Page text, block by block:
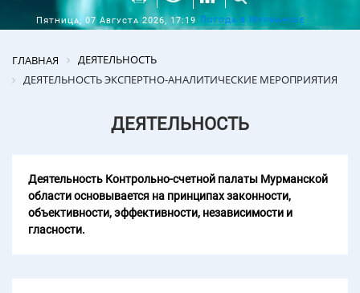
Пятница, 07 Августа 2026, 17:19 Погода в Мурманске
ГЛАВНАЯ
ДЕЯТЕЛЬНОСТЬ
ДЕЯТЕЛЬНОСТЬ ЭКСПЕРТНО-АНАЛИТИЧЕСКИЕ МЕРОПРИЯТИЯ
ДЕЯТЕЛЬНОСТЬ
Деятельность Контрольно-счетной палаты Мурманской
области основывается на принципах законности,
объективности, эффективности, независимости и
гласности.